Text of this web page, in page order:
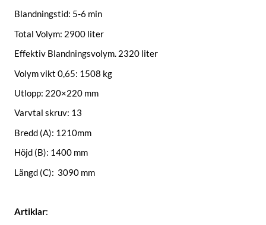
Blandningstid: 5-6 min
Total Volym: 2900 liter
Effektiv Blandningsvolym. 2320 liter
Volym vikt 0,65: 1508 kg
Utlopp: 220×220 mm
Varvtal skruv: 13
Bredd (A): 1210mm
Höjd (B): 1400 mm
Längd (C): 3090 mm
Artiklar: